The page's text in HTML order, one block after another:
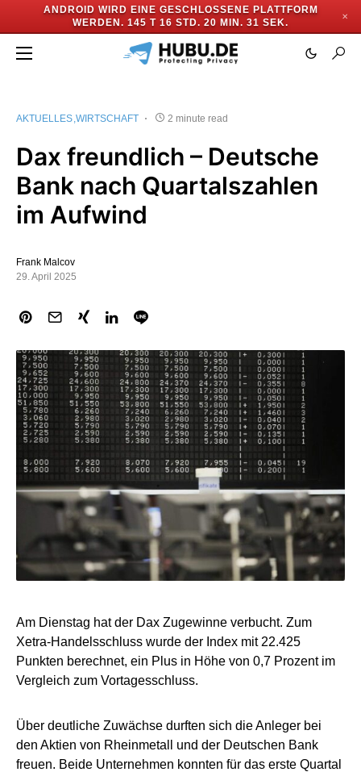
ANDROID WIRD EINE GESCHLOSSENE PLATTFORM
WERDEN. 145 T 16 STD. 20 MIN. 30 SEK.
✕
AKTUELLES WIRTSCHAFT 2 minute read
Dax freundlich – Deutsche
Bank nach Quartalszahlen
im Aufwind
Frank Malcov
29. April 2025
Am Dienstag hat der Dax Zugewinne verbucht. Zum
Xetra-Handelsschluss wurde der Index mit 22.425
Punkten berechnet, ein Plus in Höhe von 0,7 Prozent im
Vergleich zum Vortagesschluss.
Über deutliche Zuwächse durften sich die Anleger bei
den Aktien von Rheinmetall und der Deutschen Bank
freuen. Beide Unternehmen konnten für das erste Quartal